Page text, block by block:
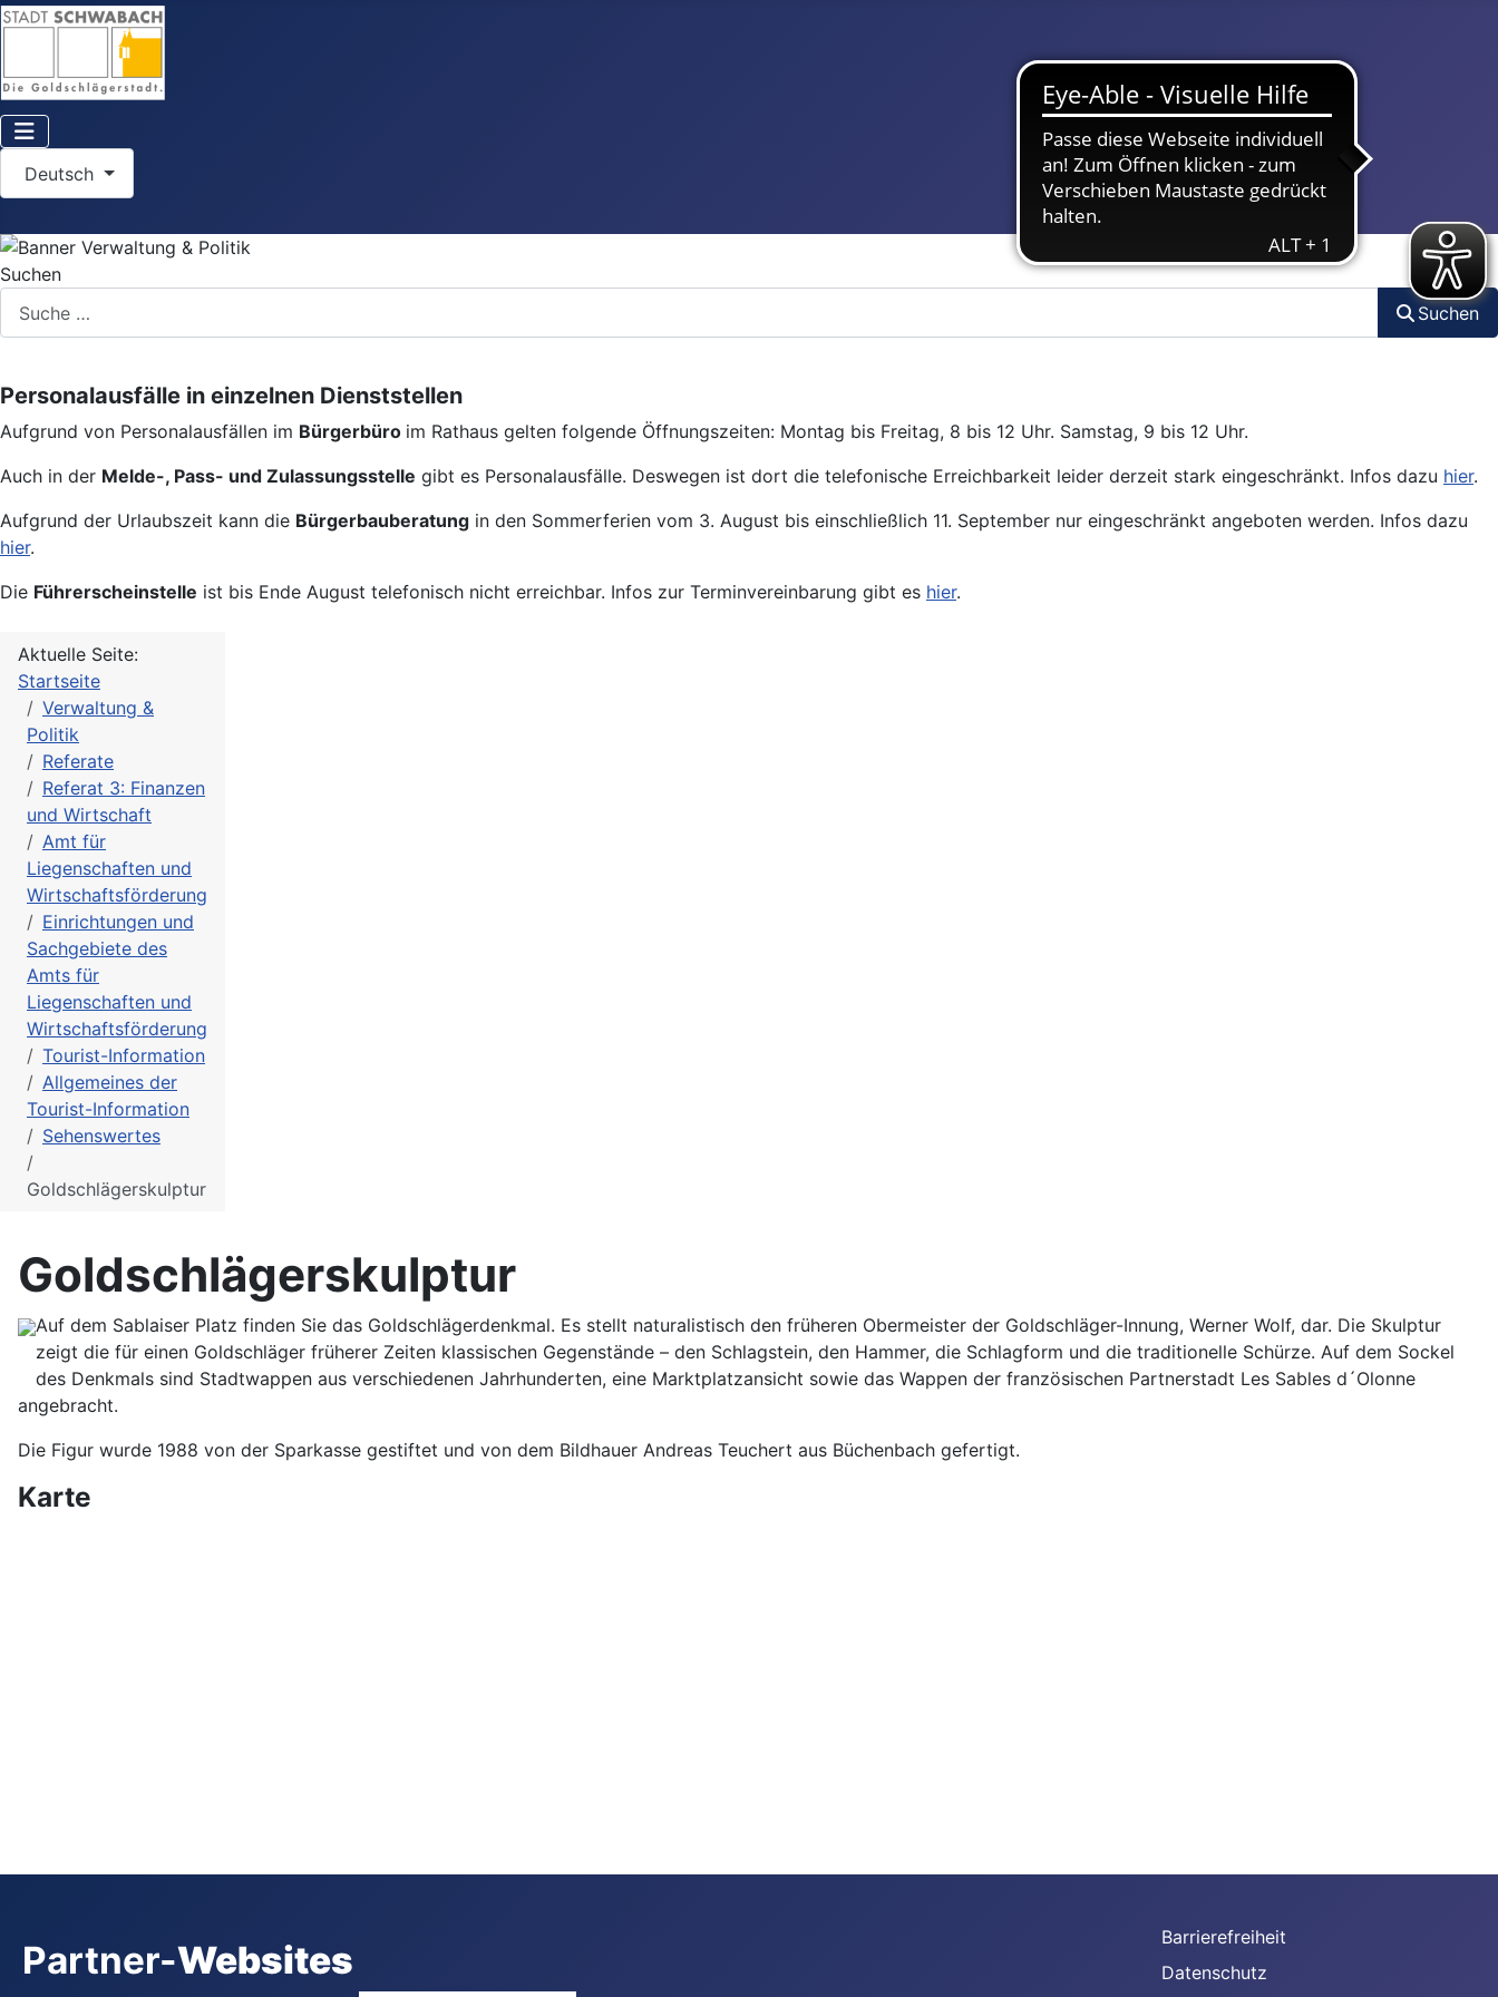
Deutsch
Suchen
Suchen
Personalausfälle in einzelnen Dienststellen
Aufgrund von Personalausfällen im Bürgerbüro im Rathaus gelten folgende Öffnungszeiten: Montag bis Freitag, 8 bis 12 Uhr. Samstag, 9 bis 12 Uhr.
Auch in der Melde-, Pass- und Zulassungsstelle gibt es Personalausfälle. Deswegen ist dort die telefonische Erreichbarkeit leider derzeit stark eingeschränkt. Infos dazu hier.
Aufgrund der Urlaubszeit kann die Bürgerbauberatung in den Sommerferien vom 3. August bis einschließlich 11. September nur eingeschränkt angeboten werden. Infos dazu
hier.
Die Führerscheinstelle ist bis Ende August telefonisch nicht erreichbar. Infos zur Terminvereinbarung gibt es hier.
Aktuelle Seite:
Startseite
Verwaltung &
Politik
Referate
Referat 3: Finanzen
und Wirtschaft
Amt für
Liegenschaften und
Wirtschaftsförderung
Einrichtungen und
Sachgebiete des
Amts für
Liegenschaften und
Wirtschaftsförderung
Tourist-Information
Allgemeines der
Tourist-Information
Sehenswertes
Goldschlägerskulptur
Goldschlägerskulptur
Auf dem Sablaiser Platz finden Sie das Goldschlägerdenkmal. Es stellt naturalistisch den früheren Obermeister der Goldschläger-Innung, Werner Wolf, dar. Die Skulptur
zeigt die für einen Goldschläger früherer Zeiten klassischen Gegenstände – den Schlagstein, den Hammer, die Schlagform und die traditionelle Schürze. Auf dem Sockel
des Denkmals sind Stadtwappen aus verschiedenen Jahrhunderten, eine Marktplatzansicht sowie das Wappen der französischen Partnerstadt Les Sables d´Olonne
angebracht.
Die Figur wurde 1988 von der Sparkasse gestiftet und von dem Bildhauer Andreas Teuchert aus Büchenbach gefertigt.
Karte
Partner-Websites
Barrierefreiheit
Datenschutz